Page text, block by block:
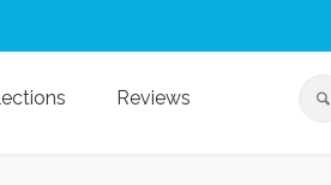
Reviews